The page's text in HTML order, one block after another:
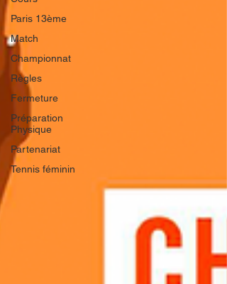
Paris 13ème
Match
Championnat
Règles
Fermeture
Préparation
Physique
Partenariat
Tennis féminin